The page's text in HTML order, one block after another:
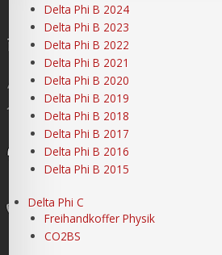
Delta Phi B 2024
Delta Phi B 2023
Delta Phi B 2022
Delta Phi B 2021
Delta Phi B 2020
Delta Phi B 2019
Delta Phi B 2018
Delta Phi B 2017
Delta Phi B 2016
Delta Phi B 2015
Delta Phi C
Freihandkoffer Physik
CO2BS